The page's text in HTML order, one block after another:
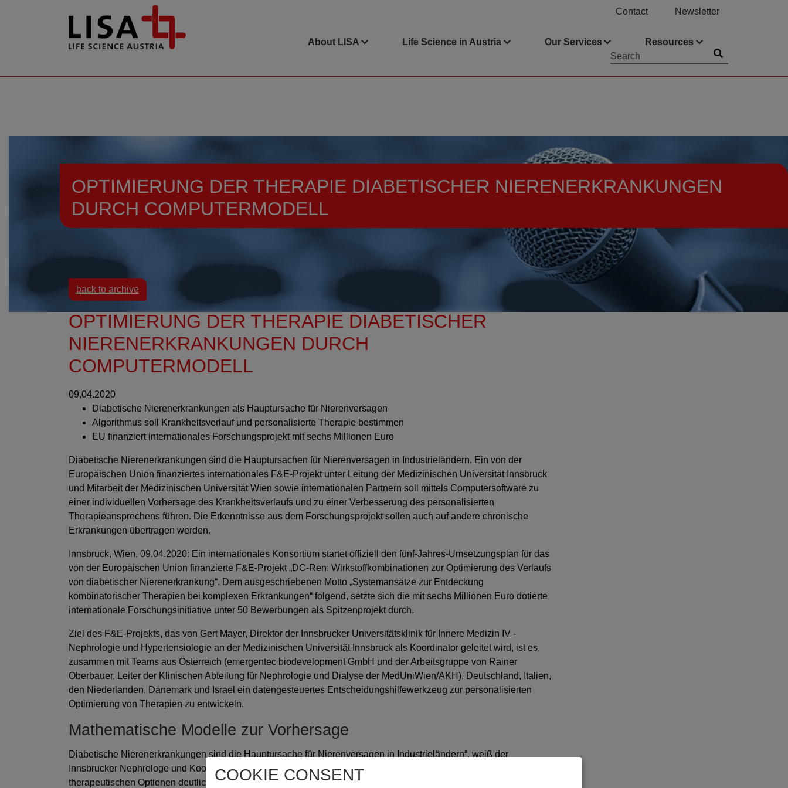
COOKIE CONSENT
Contact Newsletter
About LISA Life Science in Austria Our Services
Resources
OPTIMIERUNG DER THERAPIE DIABETISCHER NIERENERKRANKUNGEN
DURCH COMPUTERMODELL
back to archive
OPTIMIERUNG DER THERAPIE DIABETISCHER
NIERENERKRANKUNGEN DURCH
COMPUTERMODELL
09.04.2020
Diabetische Nierenerkrankungen als Hauptursache für Nierenversagen
Algorithmus soll Krankheitsverlauf und personalisierte Therapie bestimmen
EU finanziert internationales Forschungsprojekt mit sechs Millionen Euro
Diabetische Nierenerkrankungen sind die Hauptursachen für Nierenversagen in Industrieländern. Ein von der
Europäischen Union finanziertes internationales F&E-Projekt unter Leitung der Medizinischen Universität Innsbruck
und Mitarbeit der Medizinischen Universität Wien sowie internationalen Partnern soll mittels Computersoftware zu
einer individuellen Vorhersage des Krankheitsverlaufs und zu einer Verbesserung des personalisierten
Therapieansprechens führen. Die Erkenntnisse aus dem Forschungsprojekt sollen auch auf andere chronische
Erkrankungen übertragen werden.
Innsbruck, Wien, 09.04.2020: Ein internationales Konsortium startet offiziell den fünf-Jahres-Umsetzungsplan für das
von der Europäischen Union finanzierte F&E-Projekt „DC-Ren: Wirkstoffkombinationen zur Optimierung des Verlaufs
von diabetischer Nierenerkrankung“. Dem ausgeschriebenen Motto „Systemansätze zur Entdeckung
kombinatorischer Therapien bei komplexen Erkrankungen“ folgend, setzte sich die mit sechs Millionen Euro dotierte
internationale Forschungsinitiative unter 50 Bewerbungen als Spitzenprojekt durch.
Ziel des F&E-Projekts, das von Gert Mayer, Direktor der Innsbrucker Universitätsklinik für Innere Medizin IV -
Nephrologie und Hypertensiologie an der Medizinischen Universität Innsbruck als Koordinator geleitet wird, ist es,
zusammen mit Teams aus Österreich (emergentec biodevelopment GmbH und der Arbeitsgruppe von Rainer
Oberbauer, Leiter der Klinischen Abteilung für Nephrologie und Dialyse der MedUniWien/AKH), Deutschland, Italien,
den Niederlanden, Dänemark und Israel ein datengesteuertes Entscheidungshilfewerkzeug zur personalisierten
Optimierung von Therapien zu entwickeln.
Mathematische Modelle zur Vorhersage
Diabetische Nierenerkrankungen sind die Hauptursache für Nierenversagen in Industrieländern“, weiß der
Innsbrucker Nephrologe und Koordinator des Projekts, Gert Mayer. „Obwohl sich in den letzten Jahren die
therapeutischen Optionen deutlich verbessert haben, kann die individuelle Wirksamkeit nicht vorhergesagt werden.“